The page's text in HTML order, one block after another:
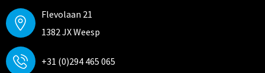
Flevolaan 21
1382 JX Weesp
+31 (0)294 465 065